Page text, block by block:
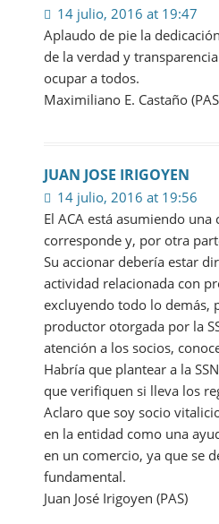
14 julio, 2016 at 19:47
Aplaudo de pie la
de la verdad y
ocupar a todos.
Maximiliano E. Castaño
JUAN JOSE IRIGOYEN
14 julio, 2016 at 19:56
El ACA está asumiendo
corresponde y, por otra
Su accionar debería estar
actividad relacionada con
excluyendo todo lo demás,
productor otorgada por la
atención a los socios,
Habría que plantear a la
que verifiquen si lleva los
Aclaro que soy socio
en la entidad como una
en un comercio, ya que se
fundamental.
Juan José Irigoyen (PAS)